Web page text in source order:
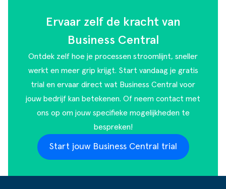
Ervaar zelf de kracht van
Business Central
Ontdek zelf hoe je processen stroomlijnt, sneller
werkt en meer grip krijgt. Start vandaag je gratis
trial en ervaar direct wat Business Central voor
jouw bedrijf kan betekenen. Of neem contact met
ons op om jouw specifieke mogelijkheden te
bespreken!
Start jouw Business Central trial